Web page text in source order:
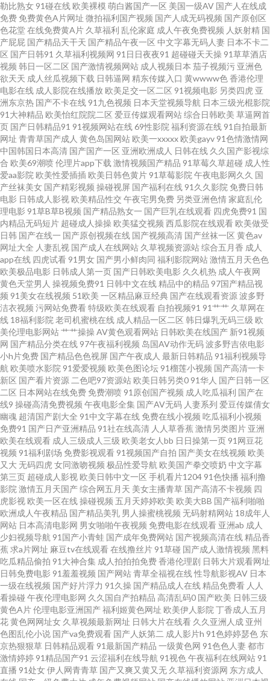
肏屄视频 日本成人影视91 欧美十八 天天操B视频 91密桃视频 AV手机天堂网
操操超碰 微拍福利在线导航 国产黑丝嘿咻 东京热av片 欧美外网 人妖社区午
夜剧场 老湿影院福利区 www毛毛片 91成人电影 黄色片传媒视频 国产福利在
线 影音先锋日日夜夜 91日韩成人导航 色呦呦国产 97色超碰色 福利色成人导
航 激情影音播放综合 91日本在线视频 欧美性vahd 人妻福利导航 福利导航老
司机 少妇手淫 91免费看片天堂 香蕉视频 肏屄网站麻豆 色五月婷婷基地 香蕉
网址 九一刺激 色色97 91动慢美女 午夜三级激情 超碰在线公开99 超碰在线
98草 男人Av五月天 人妻第八页 www桃色com 亚洲综人网 深夜艹艹 91人妻
字幕 51人人超碰 丁香影院 日韩激情a片 欧美另内A∨ 色色欧美 在线成人影片
91九色韩国 玖玖福利导航 欧美性爱网络 51国产自拍视频 91人人爱 福利看片
97超碰夜夜 黄色三级片网址 萌白酱一线天av 美女被草网站 麻豆99入口 日韩
AV影视中文 亚洲精品超碰 超碰在线69播放 91蜜拍 久久大香一本AV 国产AA
视频 www韩国av 精品韩国操逼 www欧美com 欧美A√ 97色97干 国产盗摄AV
国产AV五码豆花 午夜欧美伦理 老湿福利舍 91爱爱王 韩日2区 香蕉視频 51无
码 91艹人 另类专区欧美 色宅男宅女91 欧美性爱1 抖阴免费网页 www国产
com 人人骑人人妻 男人资源网 久久偷拍网站 日本三级aaa 伊人Av大香蕉 成
人AⅤ色导航 操逼日本美女 超碰在线女人 后入jk白丝 国产TS直男 婷婷五月天
亚洲 91黑丝高跟后入 91人妻操 都市激情另类 97超啪碰啪啪 九一韩剧网 传媒
AV导航 91社区导航 日本A片在线看 99这里精品 91九色熟女p 天堂一区三区
丁香五月天堂影院 天天操夜夜撸 91内设网站 日韩情色毛片 99大香蕉五月天
亚州色图 三级伦理特片 午夜福利论坛 九一黄站福利导航 人人插人人乐 黑丝
巨乳老师被艹 国产一二av 亚洲乱轮小说网 国产日本韩国精品 日韩色图导航
超碰97免费 亚洲一区姦 海角社区亚瑟 日韩激情文学 久久人人妻 91热资源站
勒比熟女 91碰在线 欧美裸模 萌白酱国产一区 美国一级AV 国产人在线成
免费 免费黄色A片网址 微拍福利国产视频 国产人成无码视频 国产原创区
色花堂在线免费黄A片 久草福利 乱伦家庭 成人午夜免费视频 人妖射精 国
产屁屁 国产精品天干天 国产精品午夜一区 中文字幕无码人妻 日本不卡二
区 国产日韩91 久草福利视频网 91日日夜夜91 超碰碰天天操 91草草酒店
视频 韩日一区二区 国产激情视频网站 成人视频日本 茄子视频污 亚洲色
欲天天 成人丝瓜视频下载 日韩逼网 精东传媒入口 黄wwww色香港伦理
电影在线 成人影院在线播放 欧美足交一区二区 91视频电影 另类四虎 亚
洲东京热 国产不卡在线 91九色视频 日本天堂视频导航 日本三级光棍影院
91大神精品 欧美怡红院院二区 爱豆传媒观看网站综合日韩欧美 草逼网首
页 国产日韩精品91 91视频网站在线69性影院 福利资源在线 91自拍最新
网址 青青草国产成人 黄色岛国网站 欧美一xxxxx 欧美gayv 91色情激情网
中国韩国日本高清 国产国产一区 亚洲欧洲成人 日韩在线 久久国产影视综
合 欧美69潮喷伦理片app下载 激情视频国产精品 91草莓久草超碰 成人性
爱aa影院 欧美性爱插插 欧美日韩色黄片 91草莓影院 午夜电影网久久 国
产丝袜美女 国产精彩视频 操碰视屏 国产福利在线 91久久影院 免费日韩
电影 日韩成人影视 欧美精品性交 午夜宅男免费 另类亚洲色情家庭乱伦
理电影 91草B草B视频 国产精品熟女一 国产巨乳在线观看 四虎免费91 国
内精品无码短片 超碰成人操操 欧美猛交视频 西瓜影院在线观看 欧美做受
日韩 国产在线一 国产原创视频在线 国产视频高清 国产丝袜一区 黄色av
网址大全 人妻乱视 国产成人在线网站 久草视频资源站综合五月香 成人
app在线 四虎试看 91男女 国产男小鲜肉同 福利影院网站激情五月天色色
欧美极品电影 日韩成人第一页 国产日韩欧美电影 久久机热 成人午夜网
黄色天堂男人 操视频免费91 日韩中文在线 精品中的精品 97国产精品视
频 91美女在线视频 51欧美 一区精品麻豆经典 国产在线观看资源波多野
洁衣视频 污网站免费看特级欧美在线观看 自拍视频91 91艹艹 久草网在
线 18福利影院 老司机蜜桃在线 成人精品一区二区 韩日爆乳无码三级 欧
美伦理电影网站艹艹操操AV黄色观看网站 日韩欧美在线国产 新91视频
网 国产精品分类在线 97午夜福利视频 岛国AV动作无码波多野吉依电影
小h片免费 国产精品色色视屏 国产午夜成人 最新日韩精品 91福利视频导
航 欧美喷水影院 91爱爱视频 欧美色图论坛 91榴莲小视频 国产高清一卡
新区 国产看片资源 二色吧97资源站 欧美日韩另类0 91华人 国产日韩一区
二区 日本网站在线免费 免费潮喷 91原创国产视频 成人吃瓜福利 国产在
线9 操碰高清免费视频 午夜电影全集 国产AV无码 人妻系列 爱豆传媒倩女
幽魂 超清国产剧大全 91中文字幕在线 免费在线小视频 吃瓜福利小视频
免费91 国产日产亚洲精品 91社在线高清 人人草香蕉 激情另类图片 亚洲
欧美在线观看 成人三级成人三级 欧美老女人bb 日日操第一页 91网豆花
视频 91福利剧场 免费影视观看 91视频国产自拍 国产美女在线视频 欧美
又大 无码四虎 女同激吻视频 极品性爱导航 欧美国产拳交喷奶 中文字幕
第三页 超碰成人影视 欧美日韩中文一区 手机看片1204 91色快播 福利撸
影院 激情五月天国产综合网五月天 美女主播青草 国产高清不卡视频 四
虎影视 欧美一区在线操碰视频 五月天婷婷欧美 欧美大BB 国产福利啪啪
欧洲成人午夜精品 国产精品美乳 男人操蜜桃视频 无码射精网站 18成年人
网站 日本高清电影网 男女啪啪午夜视频 免费电影在线观看 亚洲ab 成人
少妇视频导航 91国产小青蛙 国产成年免费网站 国产视频高清在线 精品香
蕉 求a片网址 麻豆tv在线观看在线撸丝片 91草碰 国产成人激情视频 黑料
吃瓜精品偷拍 91大神合集 成人拍拍拍免费香港伦理剧 日韩大片观看网址
日韩免费电影 91羞羞视频 国产网站青草全福视在线性导航影视AV 日本
一级在线视频 国产好片浮力 91久操 国产精品成人在线 精品免费看 人人
看操碰 午夜伦理电影网 久久国自产拍精品 高清乱码0 国产欧美 日韩三级
黄色A片伦理电影亚洲国产福利姬黄色网址 欧美伊人影院 丁香成人五月
花黄色网网址女 久草视频最新网址 日韩大片在线看 久久亚洲人成 亚州
色图乱伦小说 国产va免费观看 国产人妖第二 成人影片h 91色婷婷瑟色 东
京热狠狠草 日韩精品观看 91最新国产精品 一级黄色网 91色色人妻都市
激情婷婷 91精品国产91 云涩福利在线导航 91视色午夜福利在线网站 91
直播 91处女伊人网青青草 国产又爽又黄又无 久草福利资源网 东方成人